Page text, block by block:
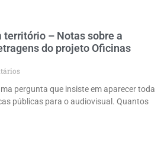
– Notas sobre a
do projeto Oficinas
pergunta que insiste em aparecer toda
públicas para o audiovisual. Quantos